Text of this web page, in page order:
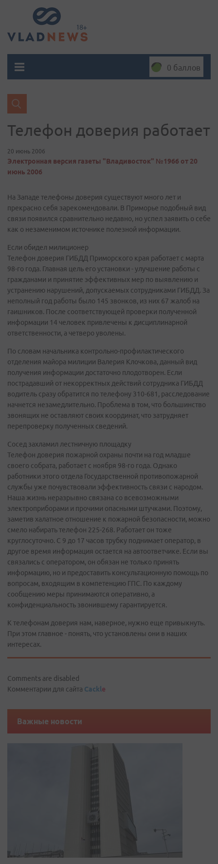
0 баллов
Телефон доверия работает
20 июнь 2006
Электронная версия газеты "Владивосток" №1966 от 20
июнь 2006
На Западе телефоны доверия существуют много лет и
прекрасно себя зарекомендовали. В Приморье подобный вид
связи появился сравнительно недавно, но успел заявить о себе
как о незаменимом источнике полезной информации.
Если обидел милиционер
Телефон доверия ГИБДД Приморского края работает с марта
98-го года. Главная цель его установки - улучшение работы с
гражданами и принятие эффективных мер по выявлению и
устранению нарушений, допускаемых сотрудниками ГИБДД. За
неполный год работы было 145 звонков, из них 67 жалоб на
гаишников. После соответствующей проверки полученной
информации 14 человек привлечены к дисциплинарной
ответственности, а четверо уволены.
По словам начальника контрольно-профилактического
отделения майора милиции Валерия Клочкова, данный вид
получения информации достаточно плодотворен. Если
пострадавший от некорректных действий сотрудника ГИБДД
водитель сразу обратится по телефону 310-681, расследование
начнется незамедлительно. Проблема в том, что большинство
звонящих не оставляют своих координат, что затрудняет
перепроверку полученных сведений.
Сосед захламил лестничную площадку
Телефон доверия пожарной охраны почти на год младше
своего собрата, работает с ноября 98-го года. Однако
работники этого отдела Государственной противопожарной
службы уже почувствовали эффективность связи с народом.
Наша жизнь неразрывно связана со всевозможными
электроприборами и прочими опасными штучками. Поэтому,
заметив халатное отношение к пожарной безопасности, можно
смело набирать телефон 225-268. Работает он тоже
круглосуточно. С 9 до 17 часов трубку поднимает оператор, в
другое время информация остается на автоответчике. Если вы
связались с оператором, он обязан не только принять
информацию, но и предоставить консультационную помощь по
вопросам, входящим в компетенцию ГПС. По каждому
сообщению меры принимаются оперативно, а
конфиденциальность звонившему гарантируется.
К телефонам доверия нам, наверное, нужно еще привыкнуть.
При этом главное - понять, что установлены они в наших
интересах.
Comments are disabled
Комментарии для сайта Cackle
Важные новости